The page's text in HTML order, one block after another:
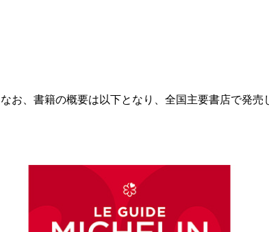
なお、書籍の概要は以下となり、全国主要書店で発売